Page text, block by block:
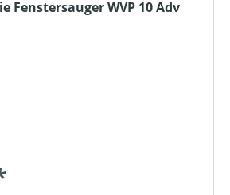
Fenstersauger WVP 10 Adv